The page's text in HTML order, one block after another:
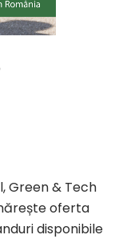
Green & Tech
oferta
disponibile